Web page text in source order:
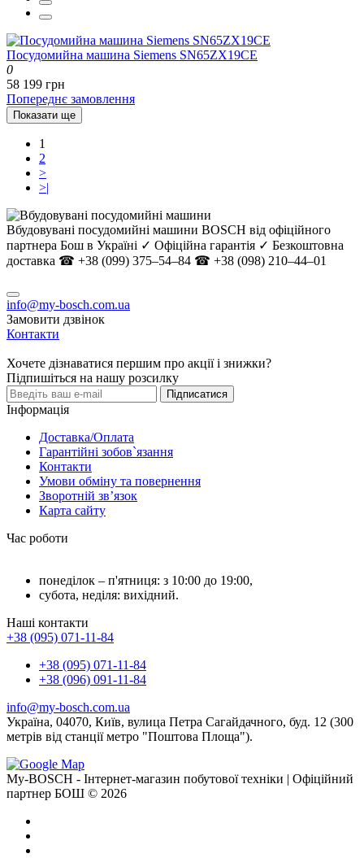
Посудомийна машина Siemens SN65ZX19CE
0
58 199 грн
Попереднє замовлення
Показати ще
1
2
>
>|
Вбудовувані посудомийні машини BOSCH від офіційного
партнера Бош в Україні ✓ Офіційна гарантія ✓ Безкоштовна
доставка ☎ +38 (099) 375–54–84 ☎ +38 (098) 210–44–01
info@my-bosch.com.ua
Замовити дзвінок
Контакти
Хочете дізнаватися першим про акції і знижки?
Підпишіться на нашу розсилку
Підписатися
Інформація
Доставка/Оплата
Гарантійні зобов`язання
Контакти
Умови обміну та повернення
Зворотній зв’язок
Карта сайту
Час роботи
понеділок – п'ятниця: з 10:00 до 19:00,
субота, неділя: вихідний.
Наші контакти
+38 (095) 071-11-84
+38 (095) 071-11-84
+38 (096) 091-11-84
info@my-bosch.com.ua
Україна, 04070, Київ, вулица Петра Сагайдачного, буд. 12 (300
метрів від станції метро "Поштова Площа").
My-BOSCH - Інтернет-магазин побутової техніки | Офіційний
партнер БОШ © 2026